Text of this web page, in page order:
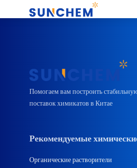
Помогаем вам построить
поставок химикатов в Китае
Рекомендуемые
Органические растворители